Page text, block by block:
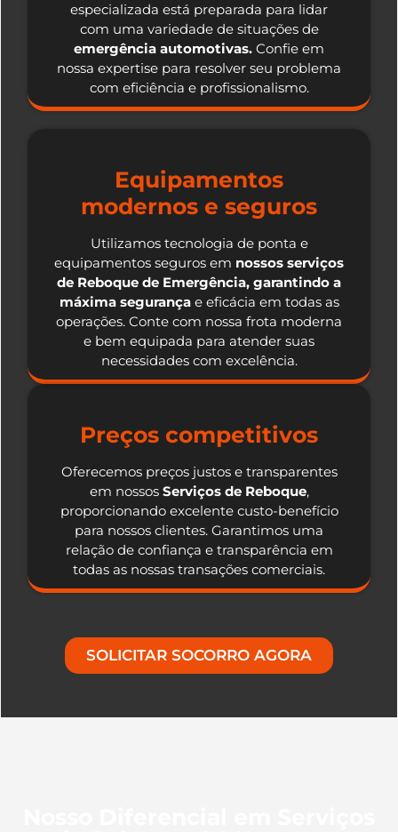
especializada está preparada para lidar
com uma variedade de situações de
emergência automotivas. Confie em
nossa expertise para resolver seu problema
com eficiência e profissionalismo.
Equipamentos
modernos e seguros
Utilizamos tecnologia de ponta e
equipamentos seguros em nossos serviços
de Reboque de Emergência, garantindo a
máxima segurançae eficácia em todas as
operações. Conte com nossa frota moderna
e bem equipada para atender suas
necessidades com excelência.
Preços competitivos
Oferecemos preços justos e transparentes
em nossos Serviços de Reboque,
proporcionando excelente custo-benefício
para nossos clientes. Garantimos uma
relação de confiança e transparência em
todas as nossas transações comerciais.
SOLICITAR SOCORRO AGORA